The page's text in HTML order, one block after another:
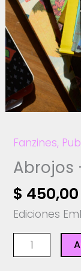
Fanzines,
Abrojos
$ 450,00
Ediciones
Abrojos
-